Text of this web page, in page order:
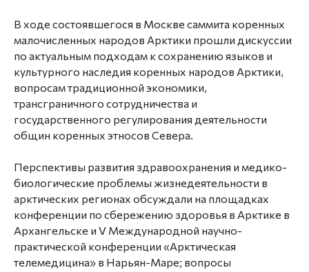
В ходе состоявшегося в Москве саммита коренных
малочисленных народов Арктики прошли дискуссии
по актуальным подходам к сохранению языков и
культурного наследия коренных народов Арктики,
вопросам традиционной экономики,
трансграничного сотрудничества и
государственного регулирования деятельности
общин коренных этносов Севера.
Перспективы развития здравоохранения и медико-
биологические проблемы жизнедеятельности в
арктических регионах обсуждали на площадках
конференции по сбережению здоровья в Арктике в
Архангельске и V Международной научно-
практической конференции «Арктическая
телемедицина» в Нарьян-Маре; вопросы